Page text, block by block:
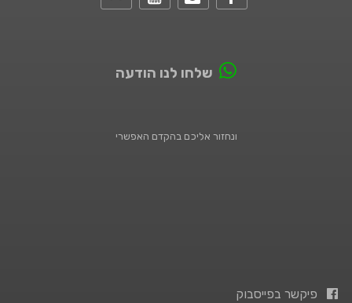
שלחו לנו הודעה
ונחזור אליכם בהקדם האפשרי
פיקשר בפייסבוק